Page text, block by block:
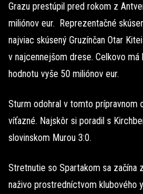
Grazu prestúpil pred rokom z
miliónov eur. Reprezentačné
najviac skúsený Gruzínčan Otar
v najcennejšom drese. Celkovo má
hodnotu vyše 50 miliónov eur.
Sturm odohral v tomto prípravnom
víťazné. Najskôr si poradil s
slovinskom Murou 3:0.
Stretnutie so Spartakom sa začína
naživo prostredníctvom klubového